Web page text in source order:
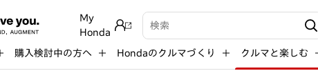
My
Honda
検索キーワード入力
購入検討中の方へ Hondaのクルマづくり クルマと楽しむ